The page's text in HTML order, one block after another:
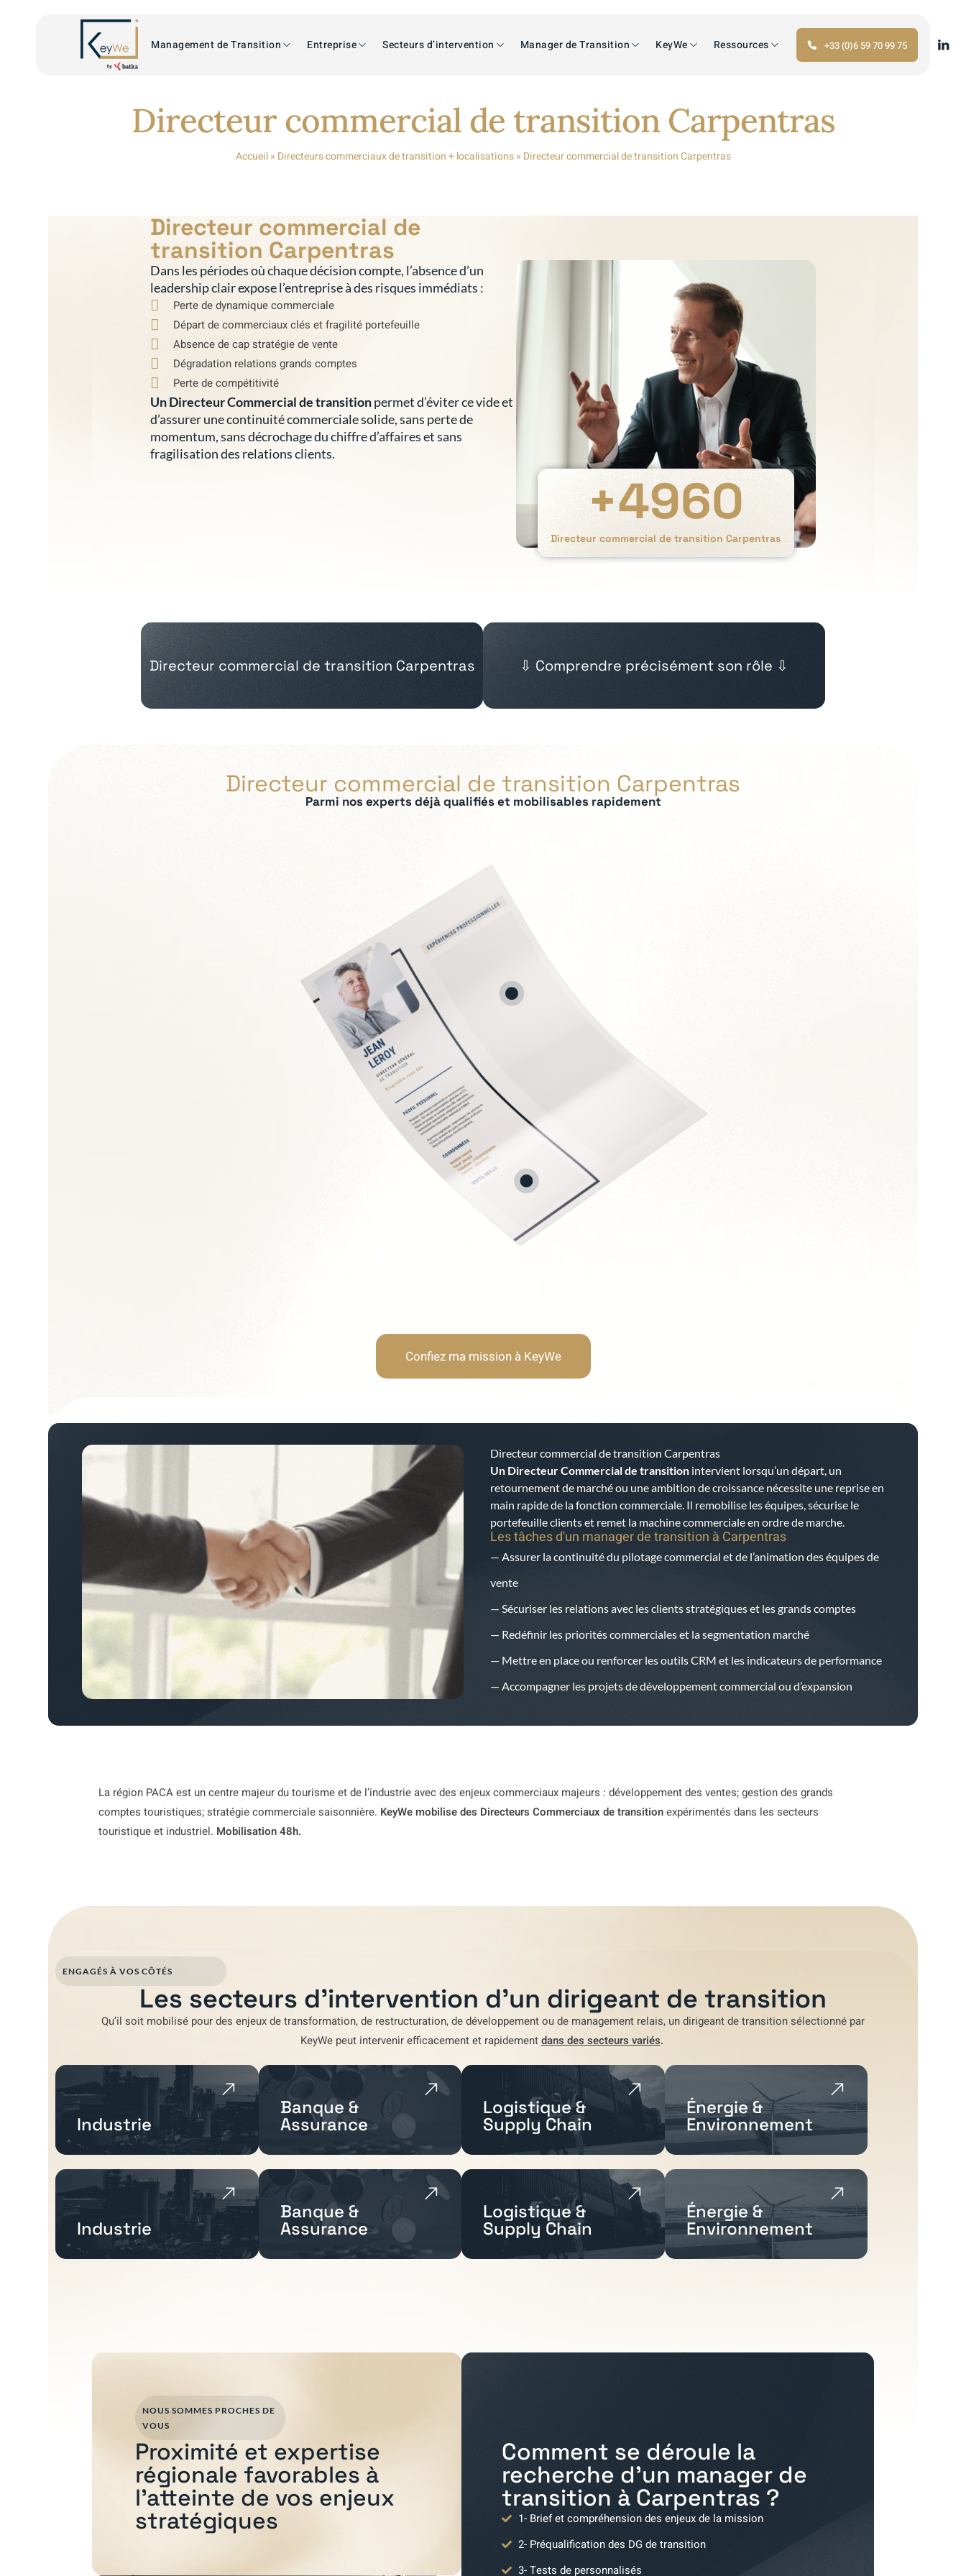
Management de Transition Entreprise Secteurs d’intervention Manager de Transition KeyWe Ressources +33 (0)6 59 70 99 75
Directeur commercial de transition Carpentras
Accueil» Directeurs commerciaux de transition + localisations» Directeur commercial de transition Carpentras
Directeur commercial de
transition Carpentras
Dans les périodes où chaque décision compte, l’absence d’un
leadership clair expose l’entreprise à des risques immédiats :
Perte de dynamique commerciale
Départ de commerciaux clés et fragilité portefeuille
Absence de cap stratégie de vente
Dégradation relations grands comptes
Perte de compétitivité
Un Directeur Commercial de transitionpermet d’éviter ce vide et
d’assurer une continuité commerciale solide, sans perte de
momentum, sans décrochage du chiffre d’affaires et sans
fragilisation des relations clients.
Directeur commercial de transition Carpentras
+4960
Directeur commercial de transition Carpentras ⇩ Comprendre précisément son rôle ⇩
Directeur commercial de transition Carpentras
Parmi nos experts déjà qualifiés et mobilisables rapidement
Soft Skills recherchées :
Leadership commercial et énergie
Orientation résultats et sens du terrain
Capacité à fédérer et à motiver
Adaptabilité aux cultures d'entreprise
Stratégie commerciale et développement des ventes
Management des équipes de vente
Gestion des grands comptes
Politique tarifaire et négociation
CRM et pilotage performance
Développement international
Confiez ma mission à KeyWe
Directeur commercial de transition Carpentras
Un Directeur Commercial de transition intervient lorsqu’un départ, un
retournement de marché ou une ambition de croissance nécessite une reprise en
main rapide de la fonction commerciale. Il remobilise les équipes, sécurise le
portefeuille clients et remet la machine commerciale en ordre de marche.
Les tâches d'un manager de transition à Carpentras
— Assurer la continuité du pilotage commercial et de l’animation des équipes de
vente
— Sécuriser les relations avec les clients stratégiques et les grands comptes
— Redéfinir les priorités commerciales et la segmentation marché
— Mettre en place ou renforcer les outils CRM et les indicateurs de performance
— Accompagner les projets de développement commercial ou d’expansion
La région PACA est un centre majeur du tourisme et de l’industrie avec des enjeux commerciaux majeurs : développement des ventes; gestion des grands
comptes touristiques; stratégie commerciale saisonnière. KeyWe mobilise des Directeurs Commerciaux de transitionexpérimentés dans les secteurs
touristique et industriel. Mobilisation 48h.
ENGAGÉS À VOS CÔTÉS
Les secteurs d'intervention d'un dirigeant de transition
Qu’il soit mobilisé pourdes enjeux de transformation,de restructuration,de développementou de management relais, un dirigeant de transition sélectionné par
KeyWepeut intervenir efficacement et rapidementdans des secteurs variés.
Industrie
Banque &
Assurance
Logistique &
Supply Chain
Énergie &
Environnement
Industrie
Banque &
Assurance
Logistique &
Supply Chain
Énergie &
Environnement
Comment se déroule la
recherche d'un manager de
transition à Carpentras ?
1- Brief et compréhension des enjeux de la mission
2- Préqualification des DG de transition
3- Tests de personnalisés
NOUS SOMMES PROCHES DE
VOUS
Proximité et expertise
régionale favorables à
l'atteinte de vos enjeux
stratégiques